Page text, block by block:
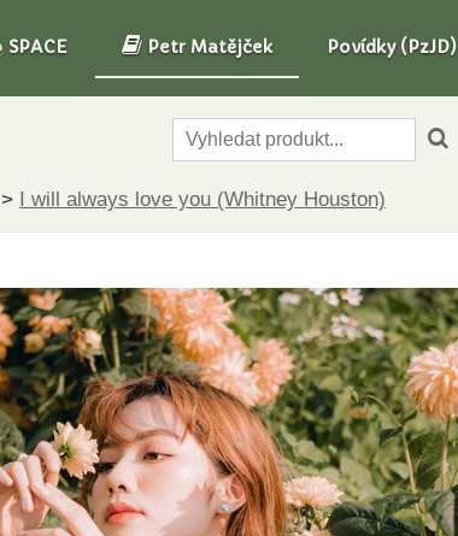
SPACE Petr Matějček Povídky (PzJD)
> I will always love you (Whitney Houston)